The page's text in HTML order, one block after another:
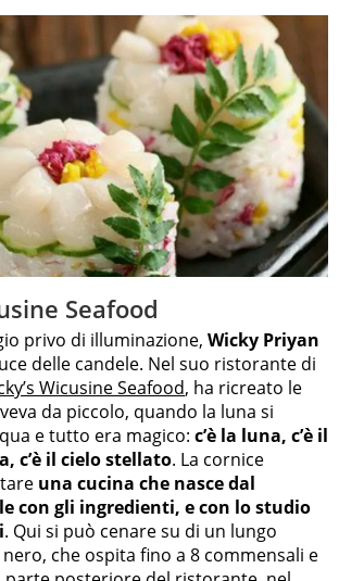
Seafood
privo di illuminazione, Wicky Priyan
delle candele. Nel suo ristorante di
Wicusine Seafood, ha ricreato le
da piccolo, quando la luna si
e tutto era magico: c’è la luna, c’è il
c’è il cielo stellato. La cornice
una cucina che nasce dal
con gli ingredienti, e con lo studio
. Qui si può cenare su di un lungo
che ospita fino a 8 commensali e